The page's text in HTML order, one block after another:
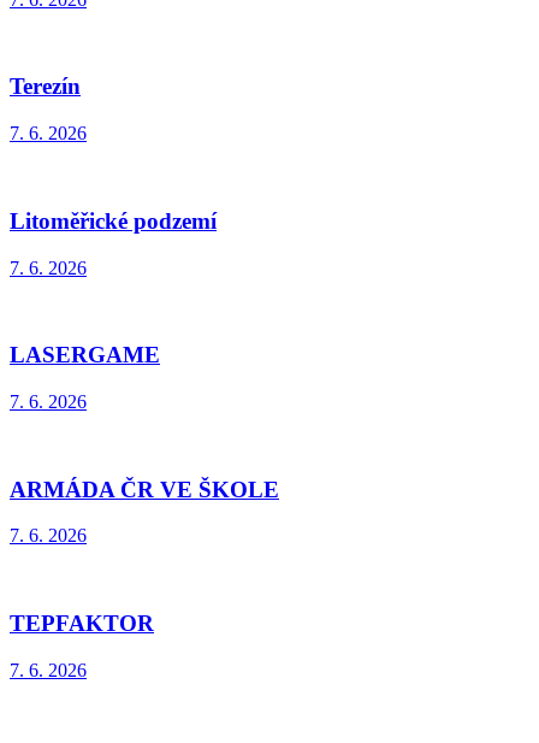
Terezín
7. 6. 2026
Litoměřické podzemí
7. 6. 2026
LASERGAME
7. 6. 2026
ARMÁDA ČR VE ŠKOLE
7. 6. 2026
TEPFAKTOR
7. 6. 2026